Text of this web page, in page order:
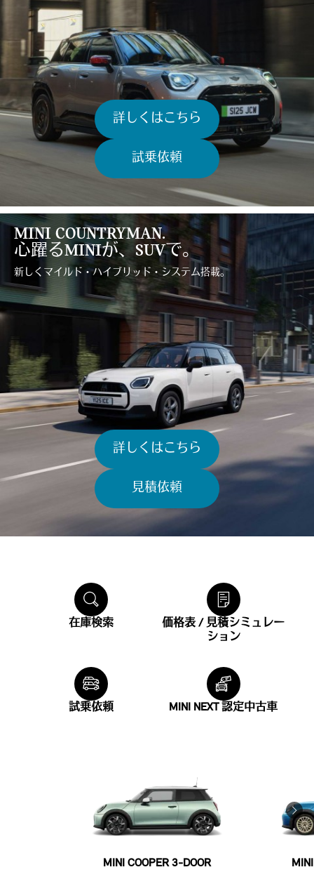
詳しくはこちら
試乗依頼
MINI COUNTRYMAN.
心躍るMINIが、SUVで。​
新しくマイルド・ハイブリッド・システム搭載。​
詳しくはこちら
見積依頼
在庫検索
価格表 / 見積シミュレー
ション
試乗依頼 MINI NEXT 認定中古車
MINI COOPER 3-DOOR